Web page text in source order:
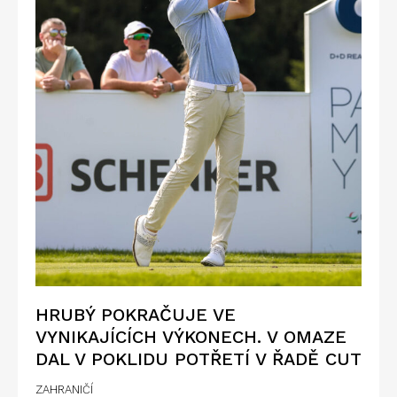
HRUBÝ POKRAČUJE VE
VYNIKAJÍCÍCH VÝKONECH. V OMAZE
DAL V POKLIDU POTŘETÍ V ŘADĚ CUT
ZAHRANIČÍ